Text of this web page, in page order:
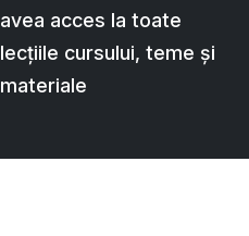
avea acces la toate
lecțiile cursului, teme și
materiale